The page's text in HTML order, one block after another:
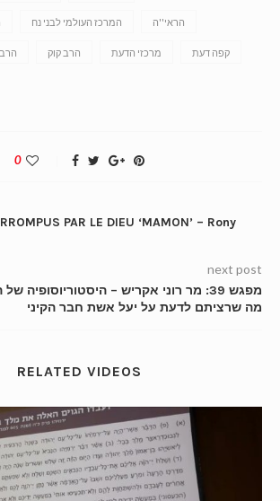
המרכז העולמי לבני נח הראי''ה
הרב קוק מרכזי הדעת קפה דעת
0
PAR LE DIEU ‘MAMON’ – Rony
next post
מפגש 39: מר רוני אקריש – היסטוריוסופיה
מה שרציתם לדעת על יעל אשת חבר הקיני
RELATED VIDEOS